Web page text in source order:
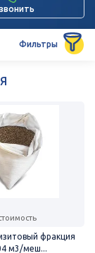
Фильтры
фракция
м3/меш...